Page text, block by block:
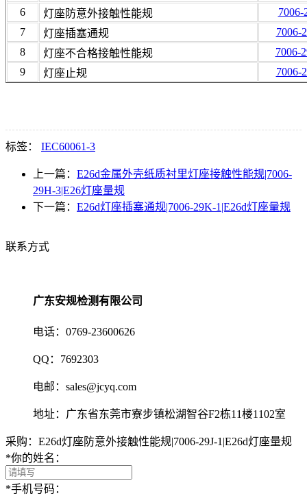
6
灯座防意外接触性能规
7006-
7
灯座插塞通规
7006-
8
灯座不合格接触性能规
7006-
9
灯座止规 7006-
标签： IEC60061-3
上一篇： E26d金属外壳纸质衬里灯座接触性能规|7006-
29H-3|E26灯座量规
下一篇： E26d灯座插塞通规|7006-29K-1|E26d灯座量规
联系方式
广东安规检测有限公司
电话：0769-23600626
QQ：7692303
电邮：sales@jcyq.com
地址：广东省东莞市寮步镇松湖智谷F2栋11楼1102室
采购：E26d灯座防意外接触性能规|7006-29J-1|E26d灯座量规
*你的姓名：
*手机号码：